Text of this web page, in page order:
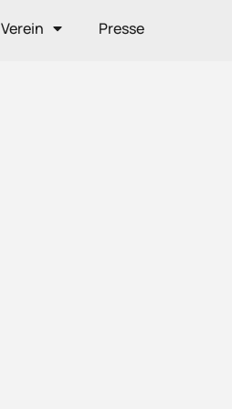
Verein Presse